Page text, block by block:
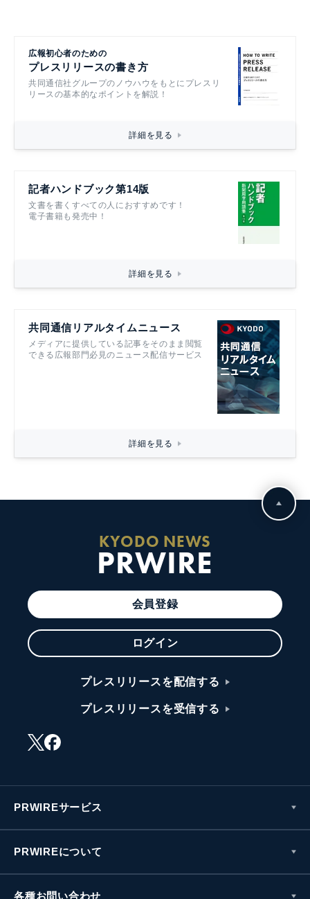
広報初心者のための
プレスリリースの書き方
共同通信社グループのノウハウをもとにプレスリ
リースの基本的なポイントを解説！
詳細を見る
記者ハンドブック第14版
文書を書くすべての人におすすめです！
電子書籍も発売中！
詳細を見る
共同通信リアルタイムニュース
メディアに提供している記事をそのまま閲覧
できる広報部門必見のニュース配信サービス
詳細を見る
KYODO NEWS
PRWIRE
会員登録
ログイン
プレスリリースを配信する
プレスリリースを受信する
PRWIREサービス
PRWIREについて
各種お問い合わせ